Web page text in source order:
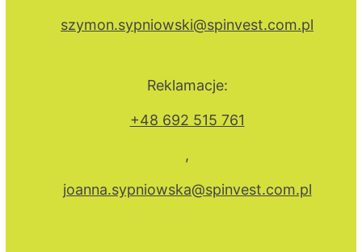
szymon.sypniowski@spinvest.com.pl
Reklamacje:
+48 692 515 761
,
joanna.sypniowska@spinvest.com.pl